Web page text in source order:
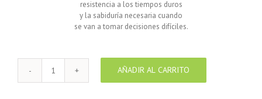
resistencia a los tiempos duros
y la sabiduría necesaria cuando
se van a tomar decisiones difíciles.
Pulsera
AÑADIR AL CARRITO